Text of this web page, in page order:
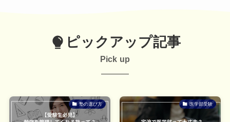
ピックアップ記事
Pick up
塾の選び方 医学部受験